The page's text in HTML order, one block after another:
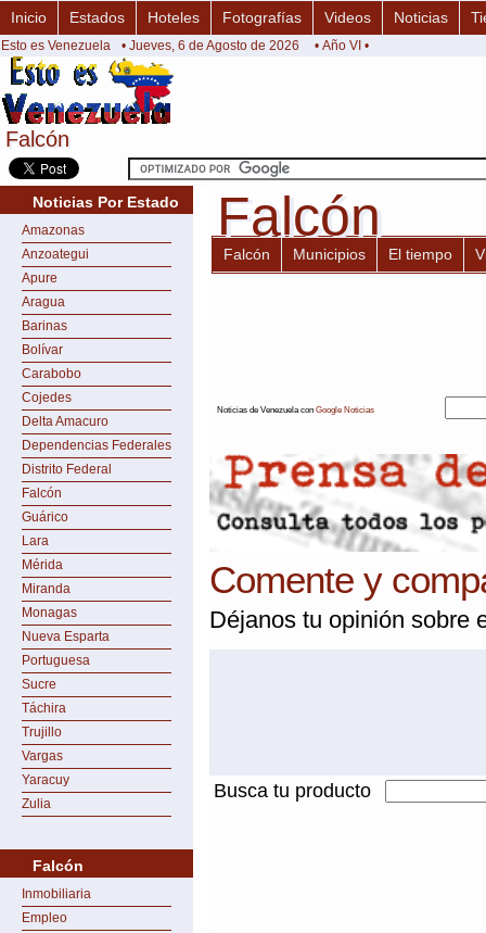
Falcón
Falcón
Inicio Estados Hoteles Fotografías Videos Noticias
Esto es Venezuela • Jueves, 6 de Agosto de 2026 • Año VI •
Noticias Por Estado
Amazonas
Anzoategui
Apure
Aragua
Barinas
Bolívar
Carabobo
Cojedes
Delta Amacuro
Dependencias Federales
Distrito Federal
Falcón
Guárico
Lara
Mérida
Miranda
Monagas
Nueva Esparta
Portuguesa
Sucre
Táchira
Trujillo
Vargas
Yaracuy
Zulia
Falcón
Inmobiliaria
Empleo
Falcón
Falcón
Falcón Municipios El tiempo
Noticias de Venezuela con Google Noticias
Comente y
Déjanos tu opinión sobre
Busca tu producto